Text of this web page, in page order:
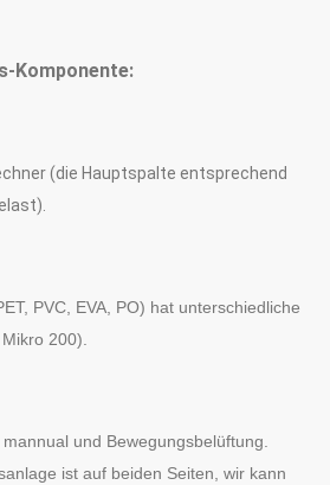
Komponente:
(die Hauptspalte entsprechend
PVC, EVA, PO) hat unterschiedliche
200).
und Bewegungsbelüftung.
ist auf beiden Seiten, wir kann